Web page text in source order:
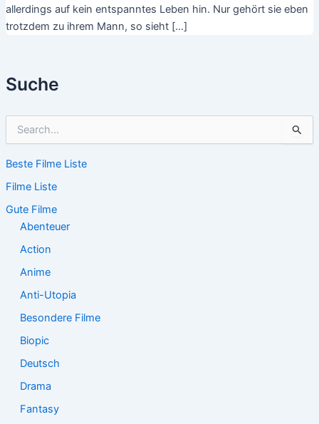
Suche
h
n
n
Beste Filme Liste
Filme Liste
Gute Filme
Abenteuer
Action
Anime
Anti-Utopia
Besondere Filme
Biopic
Deutsch
Drama
Fantasy
allerdings auf kein entspanntes Leben hin. Nur gehört sie eben
trotzdem zu ihrem Mann, so sieht […]